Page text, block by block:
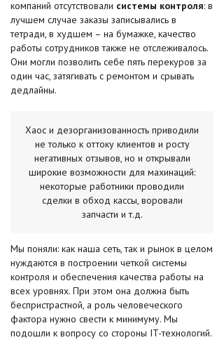
компаний отсутствовали системы контроля: в
лучшем случае заказы записывались в
тетради, в худшем – на бумажке, качество
работы сотрудников также не отслеживалось.
Они могли позволить себе пять перекуров за
один час, затягивать с ремонтом и срывать
дедлайны.
Хаос и дезорганизованность приводили
не только к оттоку клиентов и росту
негативных отзывов, но и открывали
широкие возможности для махинаций:
некоторые работники проводили
сделки в обход кассы, воровали
запчасти и т.д.
Мы поняли: как наша сеть, так и рынок в целом
нуждаются в построении четкой системы
контроля и обеспечения качества работы на
всех уровнях. При этом она должна быть
беспристрастной, а роль человеческого
фактора нужно свести к минимуму. Мы
подошли к вопросу со стороны IT-технологий.